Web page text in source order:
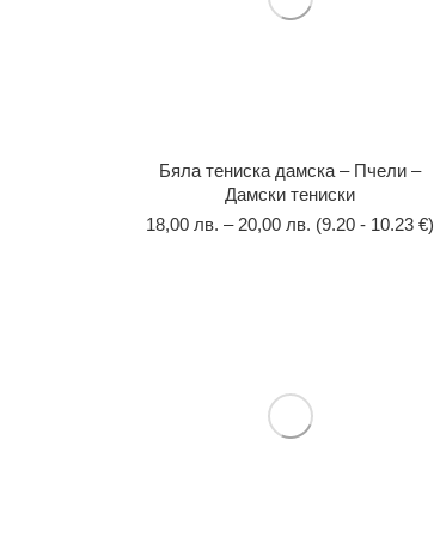
Бяла тениска дамска – Пчели –
Дамски тениски
18,00 лв. –20,00 лв. (9.20 - 10.23 €)